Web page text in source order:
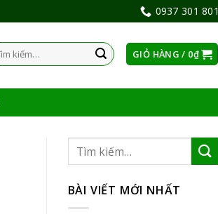
0937 301 801
GIỎ HÀNG / 0₫
BÀI VIẾT MỚI NHẤT